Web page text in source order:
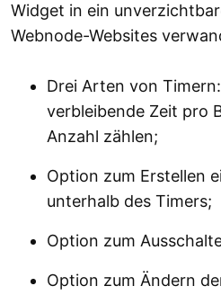
Widget in ein
Webnode-Websites
Drei Arten von
verbleibende Zeit pro
Anzahl zählen;
Option zum Erstellen
unterhalb des Timers;
Option zum
Option zum Ändern